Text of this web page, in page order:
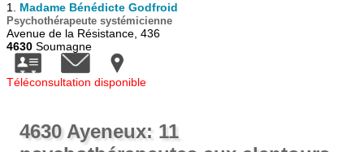
1. Madame Bénédicte Godfroid
Psychothérapeute systémicienne
Avenue de la Résistance, 436
4630 Soumagne
Téléconsultation disponible
4630 Ayeneux: 11